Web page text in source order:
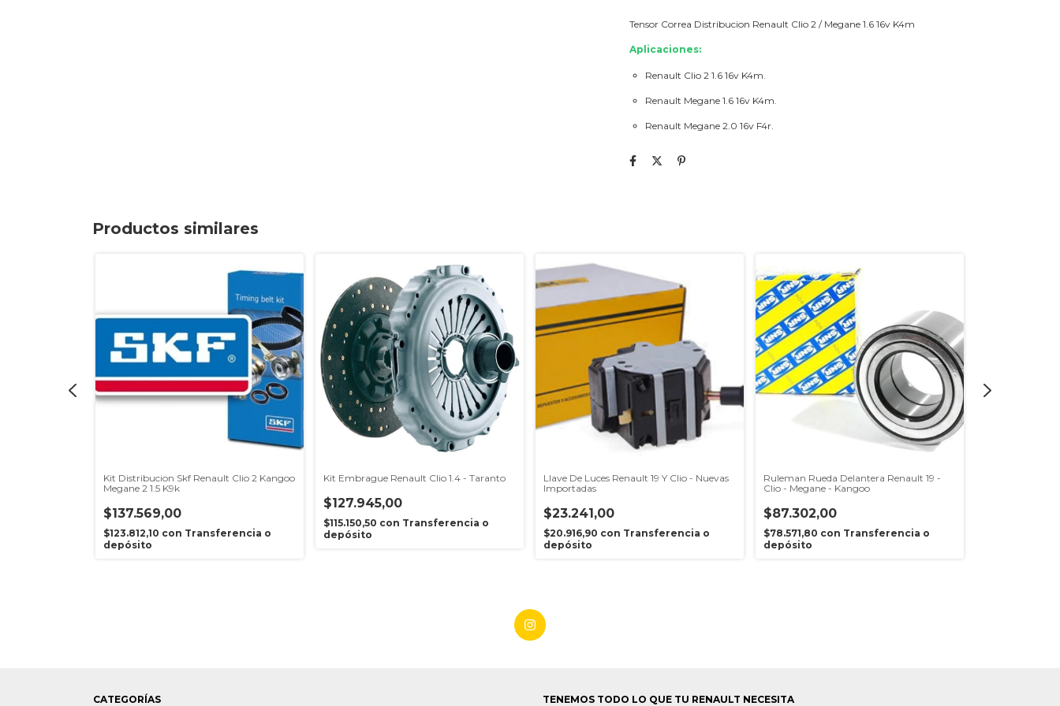
Tensor Correa Distribucion Renault Clio 2 / Megane 1.6 16v K4m
Aplicaciones:
Renault Clio 2 1.6 16v K4m.
Renault Megane 1.6 16v K4m.
Renault Megane 2.0 16v F4r.
Productos similares
Kit Distribucion Skf Renault Clio 2 Kangoo
Megane 2 1.5 K9k
$137.569,00
$123.812,10 con Transferencia o
depósito
Kit Embrague Renault Clio 1.4 - Taranto
$127.945,00
$115.150,50 con Transferencia o
depósito
Llave De Luces Renault 19 Y Clio - Nuevas
Importadas
$23.241,00
$20.916,90 con Transferencia o
depósito
Ruleman Rueda Delantera Renault 19 -
Clio - Megane - Kangoo
$87.302,00
$78.571,80 con Transferencia o
depósito
CATEGORÍAS TENEMOS TODO LO QUE TU RENAULT NECESITA